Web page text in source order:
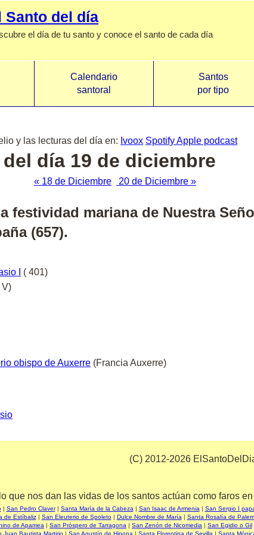
Santo del día
el día de tu santo y conoce el santo de cada día
Calendario
santoral
Santos
por tipo
y las lecturas del día en: Ivoox SpotifyApple podcast
día 19 de diciembre
« 18 de Diciembre 20 de Diciembre »
festividad mariana de Nuestra
(657).
I
( 401)
V)
obispo de Auxerre (Francia Auxerre)
(C) 2012-2026
que nos dan las vidas de los santos actúan como faros
| San Pedro Claver| Santa María de la Cabeza | San Isaac de Armenia | San Sergio I
de Estíbaliz| San Eleuterio de Spoleto| Dulce Nombre de María | Santa Rosalía de
de Apamea | San Próspero de Tarragona | San Zenón de Nicomedia | San Egidio o Gil
Juan Bautista Martirio| San Agustín de Hipona | Santa Florentina de Sevilla | Santa